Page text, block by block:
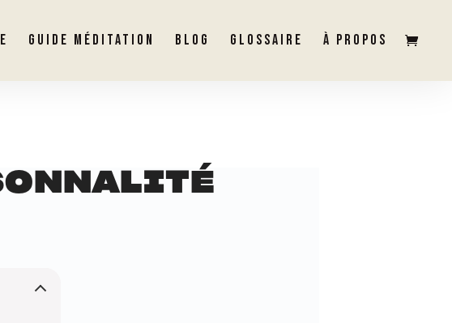
GUIDE MÉDITATION BLOG GLOSSAIRE À PROPOS